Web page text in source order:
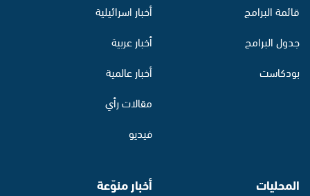
قائمة البرامج
جدول البرامج
بودكاست
أخبار اسرائيلية
أخبار عربية
أخبار عالمية
مقالات رأي
فيديو
المحليات أخبار منوّعة